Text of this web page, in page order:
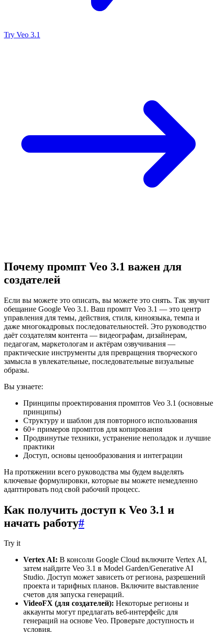
Try Veo 3.1
Почему промпт Veo 3.1 важен для
создателей
Если вы можете это описать, вы можете это снять. Так звучит
обещание Google Veo 3.1. Ваш промпт Veo 3.1 — это центр
управления для темы, действия, стиля, киноязыка, темпа и
даже многокадровых последовательностей. Это руководство
даёт создателям контента — видеографам, дизайнерам,
педагогам, маркетологам и актёрам озвучивания —
практические инструменты для превращения творческого
замысла в увлекательные, последовательные визуальные
образы.
Вы узнаете:
Принципы проектирования промптов Veo 3.1 (основные
принципы)
Структуру и шаблон для повторного использования
60+ примеров промптов для копирования
Продвинутые техники, устранение неполадок и лучшие
практики
Доступ, основы ценообразования и интеграции
На протяжении всего руководства мы будем выделять
ключевые формулировки, которые вы можете немедленно
адаптировать под свой рабочий процесс.
Как получить доступ к Veo 3.1 и
начать работу#
Try it
Vertex AI: В консоли Google Cloud включите Vertex AI,
затем найдите Veo 3.1 в Model Garden/Generative AI
Studio. Доступ может зависеть от региона, разрешений
проекта и тарифных планов. Включите выставление
счетов для запуска генераций.
VideoFX (для создателей): Некоторые регионы и
аккаунты могут предлагать веб-интерфейс для
генераций на основе Veo. Проверьте доступность и
условия.